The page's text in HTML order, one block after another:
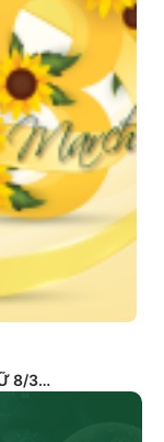
8/3